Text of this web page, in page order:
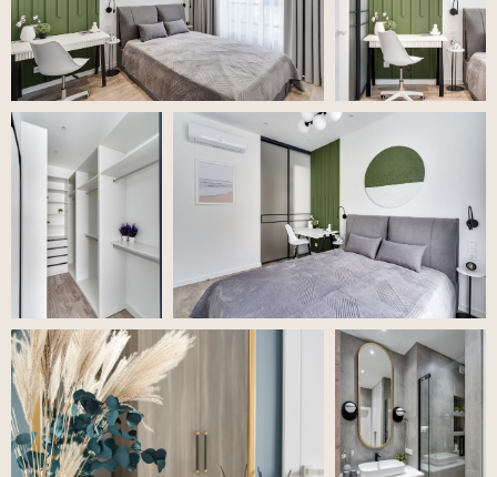
Площадь 90 м 2
2020, ЖК «Смарт-хаус»
«Смарт-хаус»